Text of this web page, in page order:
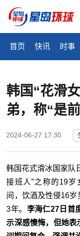
首页 快讯 时事
韩国“花滑
弟，称“是
2024-06-27 17:30
韩国花式滑冰国家队
接班人”之称的19
间，饮酒及性侵16
3年。 李海仁27日首
示深感懊悔，但她表